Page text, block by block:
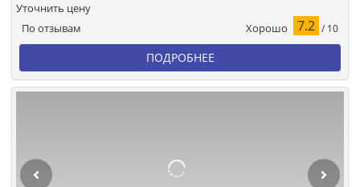
По отзывам Хорошо 7.2 / 10
Уточнить цену
ПОДРОБНЕЕ